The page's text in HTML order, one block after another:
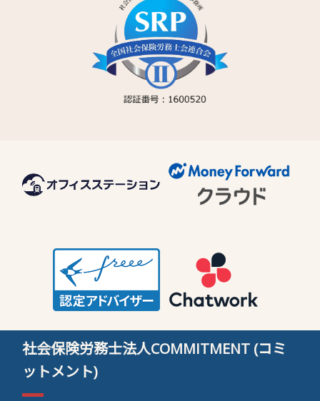
社会保険労務士法人COMMITMENT (コミ
ットメント)